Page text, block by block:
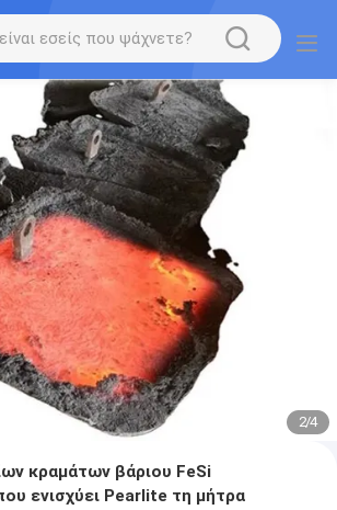
2/4
κραμάτων βάριου FeSi
ενισχύει Pearlite τη μήτρα